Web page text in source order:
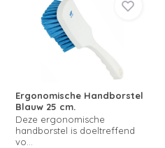
Ergonomische Handborstel
Blauw 25 cm.
Deze ergonomische
handborstel is doeltreffend
vo...